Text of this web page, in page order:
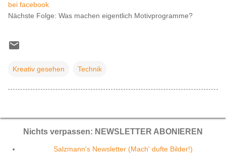
bei facebook
Nächste Folge: Was machen eigentlich Motivprogramme?
Kreativ gesehen Technik
Nichts verpassen: NEWSLETTER ABONIEREN
Salzmann's Newsletter (Mach' dufte Bilder!)